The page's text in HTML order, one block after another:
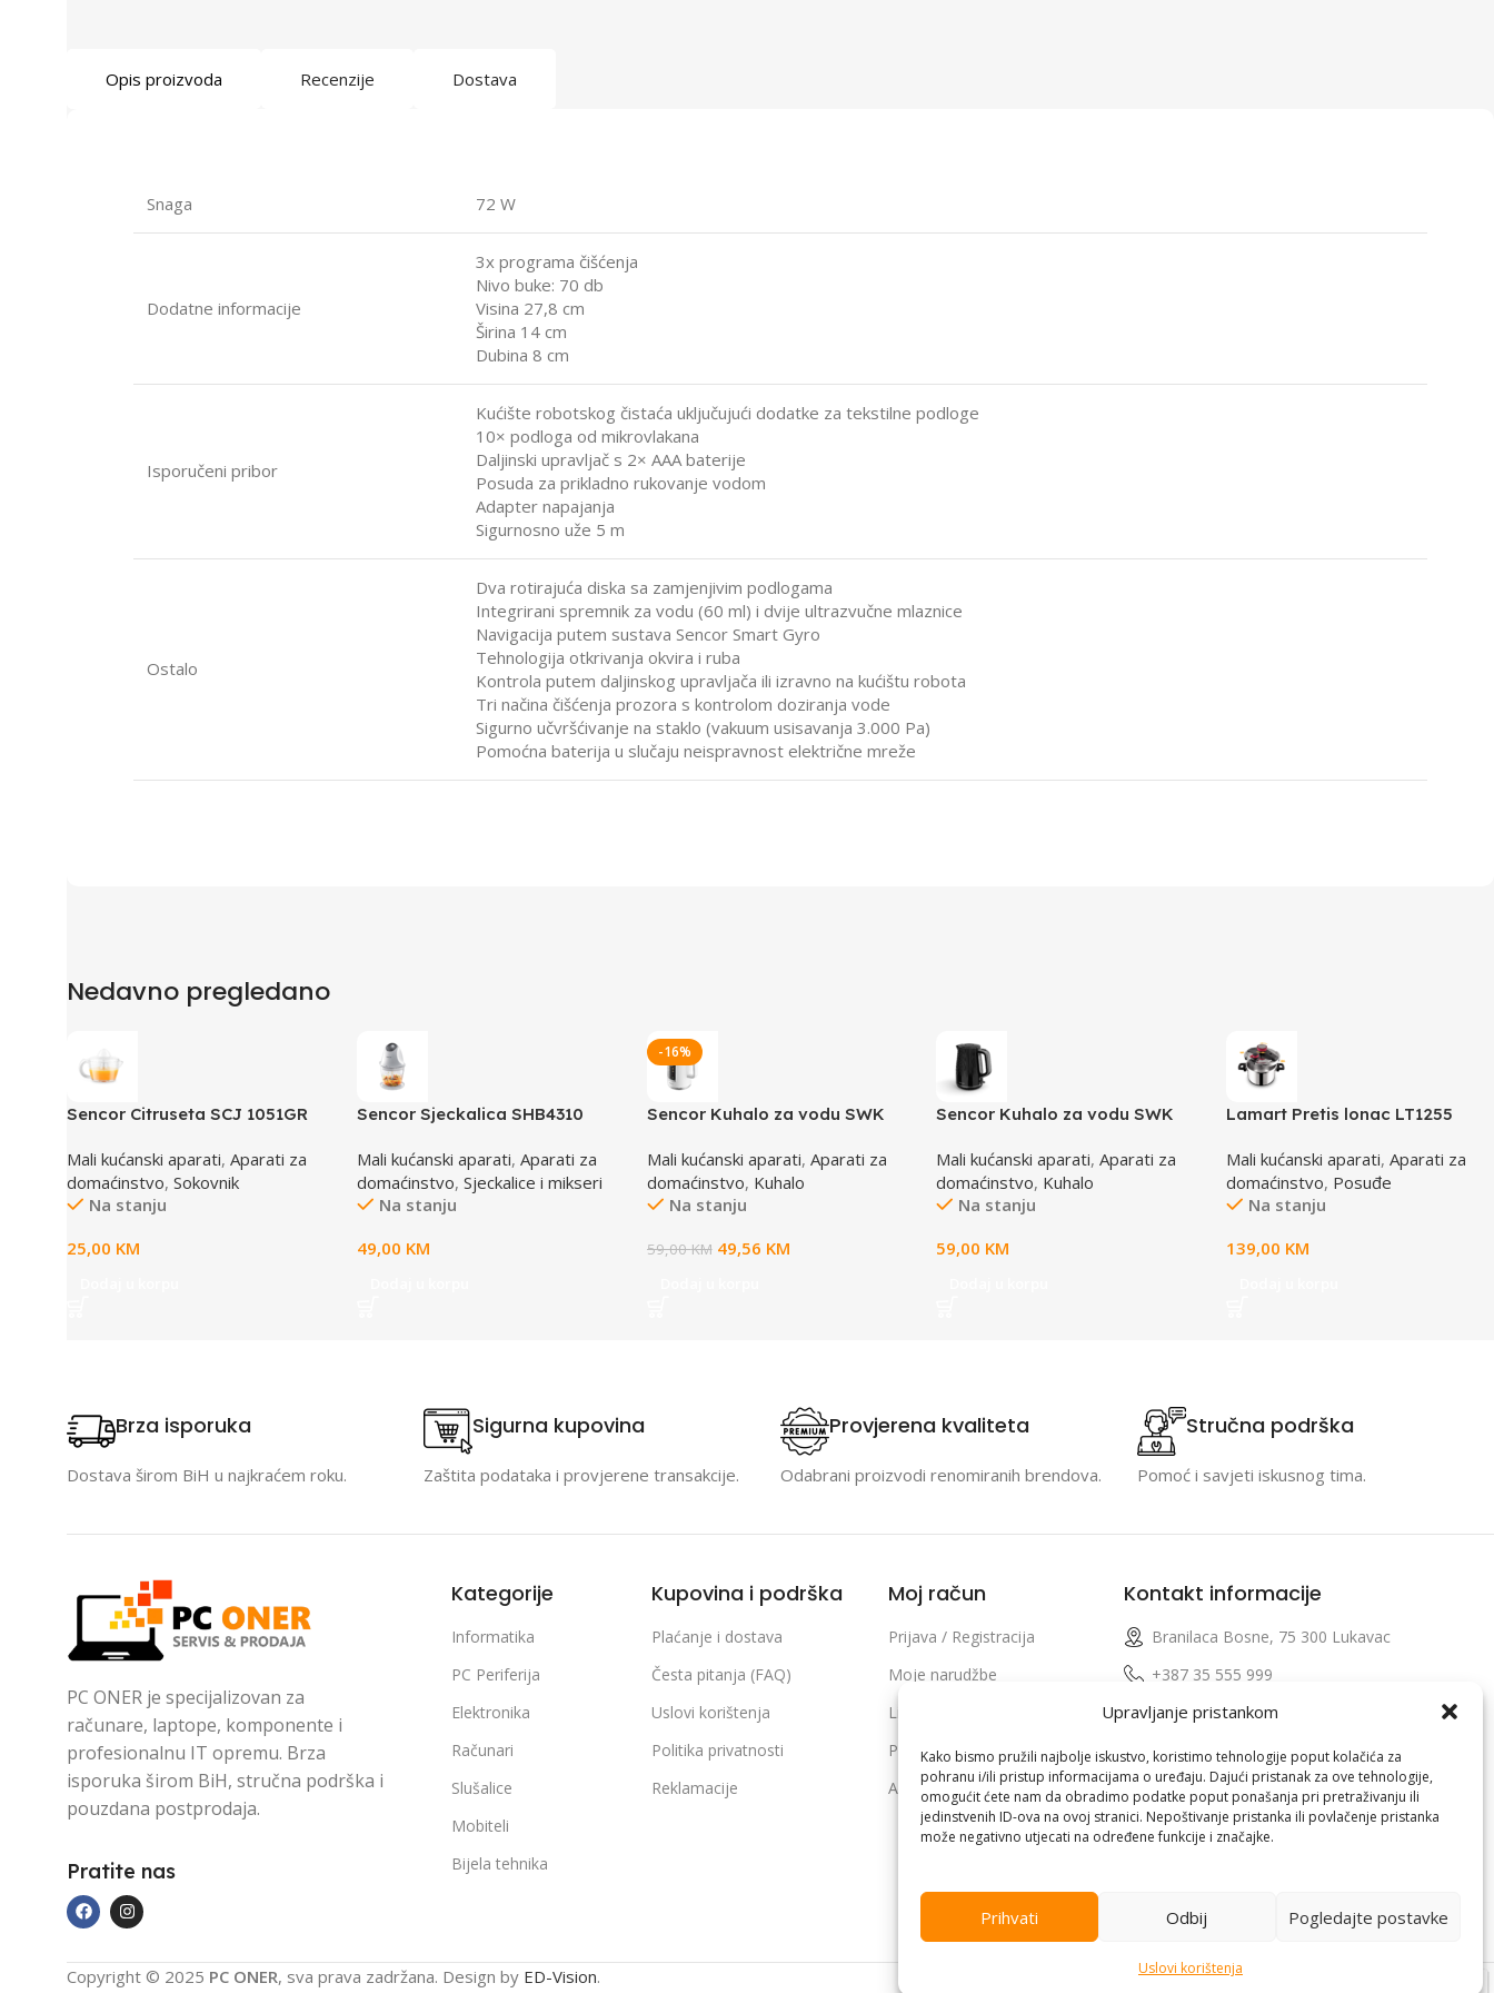
Upravljanje pristankom
Kako bismo pružili najbolje iskustvo, koristimo tehnologije poput kolačića za
pohranu i/ili pristup informacijama o uređaju. Dajući pristanak za ove tehnologije,
omogućit ćete nam da obradimo podatke poput ponašanja pri pretraživanju ili
jedinstvenih ID-ova na ovoj stranici. Nepoštivanje pristanka ili povlačenje pristanka
može negativno utjecati na određene funkcije i značajke.
Prihvati Odbij Pogledajte postavke
Uslovi korištenja
Opis proizvoda Recenzije Dostava
Snaga 72 W
Dodatne informacije
3x programa čišćenja
Nivo buke: 70 db
Visina 27,8 cm
Širina 14 cm
Dubina 8 cm
Isporučeni pribor
Kućište robotskog čistaća uključujući dodatke za tekstilne podloge
10× podloga od mikrovlakana
Daljinski upravljač s 2× AAA baterije
Posuda za prikladno rukovanje vodom
Adapter napajanja
Sigurnosno uže 5 m
Ostalo
Dva rotirajuća diska sa zamjenjivim podlogama
Integrirani spremnik za vodu (60 ml) i dvije ultrazvučne mlaznice
Navigacija putem sustava Sencor Smart Gyro
Tehnologija otkrivanja okvira i ruba
Kontrola putem daljinskog upravljača ili izravno na kućištu robota
Tri načina čišćenja prozora s kontrolom doziranja vode
Sigurno učvršćivanje na staklo (vakuum usisavanja 3.000 Pa)
Pomoćna baterija u slučaju neispravnost električne mreže
Nedavno pregledano
Sencor Citruseta SCJ 1051GR
Mali kućanski aparati, Aparati za
domaćinstvo, Sokovnik
Na stanju
25,00 KM
Sencor Sjeckalica SHB4310
Mali kućanski aparati, Aparati za
domaćinstvo, Sjeckalice i mikseri
Na stanju
49,00 KM
-16%
Sencor Kuhalo za vodu SWK
Mali kućanski aparati, Aparati za
domaćinstvo, Kuhalo
Na stanju
59,00KM 49,56 KM
Sencor Kuhalo za vodu SWK
Mali kućanski aparati,Aparati za
domaćinstvo, Kuhalo
Na stanju
59,00 KM
Lamart Pretis lonac LT1255
Mali kućanski aparati,Aparati za
domaćinstvo, Posuđe
Na stanju
139,00 KM
Brza isporuka
Dostava širom BiH u najkraćem roku.
Sigurna kupovina
Zaštita podataka i provjerene transakcije.
Provjerena kvaliteta
Odabrani proizvodi renomiranih brendova.
Stručna podrška
Pomoć i savjeti iskusnog tima.
PC ONER je specijalizovan za
računare, laptope, komponente i
profesionalnu IT opremu. Brza
isporuka širom BiH, stručna podrška i
pouzdana postprodaja.
Pratite nas
Kategorije
Informatika
PC Periferija
Elektronika
Računari
Slušalice
Mobiteli
Bijela tehnika
Kupovina i podrška
Plaćanje i dostava
Česta pitanja (FAQ)
Uslovi korištenja
Politika privatnosti
Reklamacije
Moj račun
Prijava / Registracija
Moje narudžbe
Lista želja
Poređenje proizvoda
Adrese i podaci profila
Kontakt informacije
Branilaca Bosne, 75 300 Lukavac
+387 35 555 999
info@pconer.ba
ID: 4210115760008
PDV : 210115760008
Copyright © 2025 PC ONER, sva prava zadržana. Design by ED-Vision.